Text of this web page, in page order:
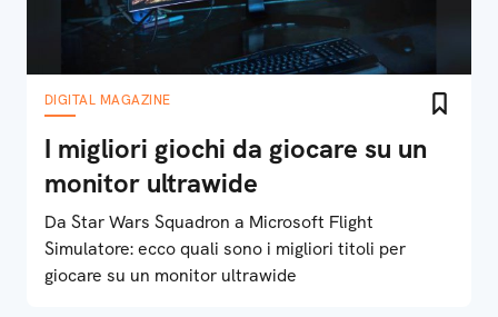
DIGITAL MAGAZINE
I migliori giochi da giocare su un
monitor ultrawide
Da Star Wars Squadron a Microsoft Flight
Simulatore: ecco quali sono i migliori titoli per
giocare su un monitor ultrawide